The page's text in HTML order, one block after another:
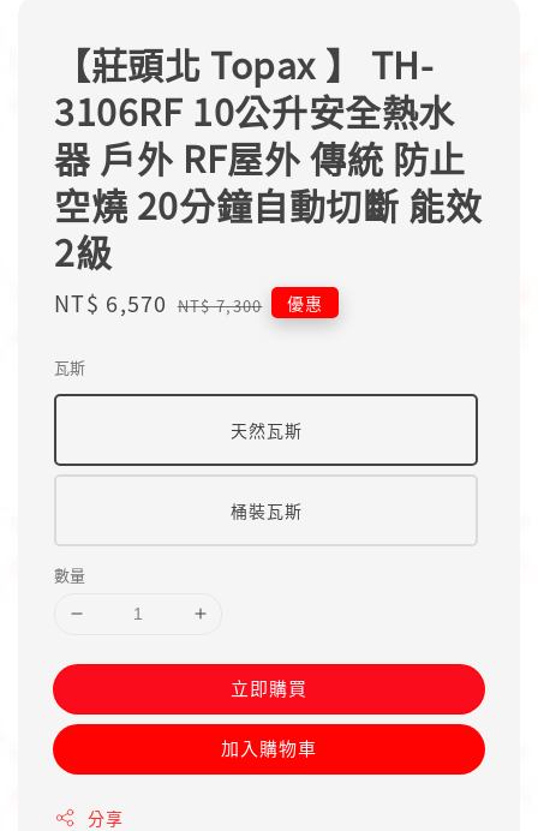
【莊頭北 Topax 】 TH-
3106RF 10公升安全熱水
器 戶外 RF屋外 傳統 防止
空燒 20分鐘自動切斷 能效
2級
Sale
NT$ 6,570 Regular
NT$ 7,300 優惠
瓦斯
天然瓦斯
桶裝瓦斯
數量
立即購買
加入購物車
分享